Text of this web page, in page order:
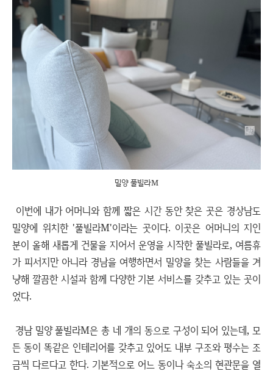
밀양 풀빌라M
이번에 내가 어머니와 함께 짧은 시간 동안 찾은 곳은 경상남도
밀양에 위치한 '풀빌라M'이라는 곳이다. 이곳은 어머니의 지인
분이 올해 새롭게 건물을 지어서 운영을 시작한 풀빌라로, 여름휴
가 피서지만 아니라 경남을 여행하면서 밀양을 찾는 사람들을 겨
냥해 깔끔한 시설과 함께 다양한 기본 서비스를 갖추고 있는 곳이
었다.
경남 밀양 풀빌라M은 총 네 개의 동으로 구성이 되어 있는데, 모
든 동이 똑같은 인테리어를 갖추고 있어도 내부 구조와 평수는 조
금씩 다르다고 한다. 기본적으로 어느 동이나 숙소의 현관문을 열